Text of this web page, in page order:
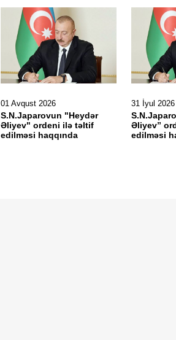
01 Avqust 2026
S.N.Japarovun "Heydər
Əliyev" ordeni ilə təltif
edilməsi haqqında
31 İyul 2026
Əliyev”
edilməsi